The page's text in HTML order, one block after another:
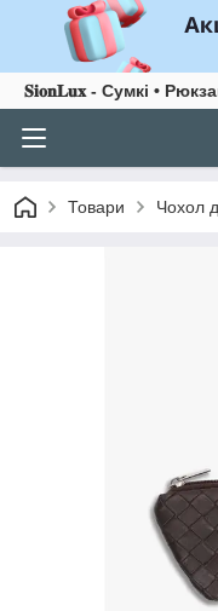
𝐒𝐢𝐨𝐧𝐋𝐮𝐱 - Сумкі •
Товари Чохол